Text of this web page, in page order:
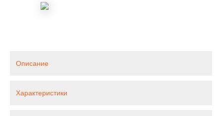
Описание
Характеристики